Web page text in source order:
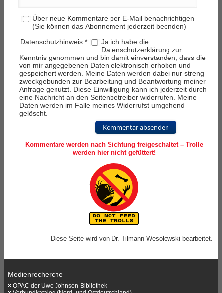
Über neue Kommentare per E-Mail benachrichtigen
(Sie können das Abonnement jederzeit beenden)
Datenschutzhinweis:*
Ja ich habe die
Datenschutzerklärung zur
Kenntnis genommen und bin damit einverstanden, dass die
von mir angegebenen Daten elektronisch erhoben und
gespeichert werden. Meine Daten werden dabei nur streng
zweckgebunden zur Bearbeitung und Beantwortung meiner
Anfrage genutzt. Diese Einwilligung kann ich jederzeit durch
eine Nachricht an den Seitenbetreiber widerrufen. Meine
Daten werden im Falle meines Widerrufst umgehend
gelöscht.
Kommentar absenden
Kommentare werden nach Sichtung freigeschaltet – Trolle
werden hier nicht gefüttert!
Diese Seite wird von Dr. Tilmann Wesolowski bearbeitet.
Medienrecherche
OPAC der Uwe Johnson-Bibliothek